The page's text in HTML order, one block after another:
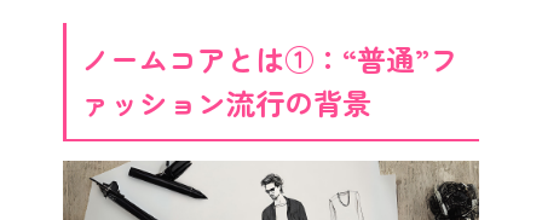
ノームコアとは①：“普通”フ
ァッション流行の背景